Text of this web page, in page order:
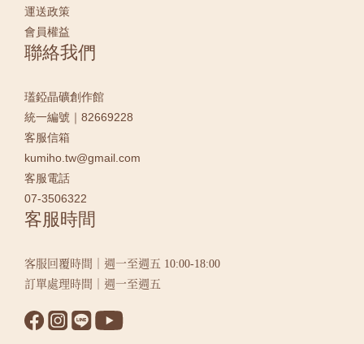
運送政策
會員權益
聯絡我們
瓂錏晶礦創作館
統一編號｜82669228
客服信箱
kumiho.tw@gmail.com
客服電話
07-3506322
客服時間
客服回覆時間｜週一至週五 10:00-18:00
訂單處理時間｜週一至週五